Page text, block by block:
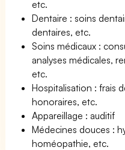
etc.
Dentaire : soins
dentaires, etc.
Soins médicaux :
analyses médicales,
etc.
Hospitalisation : frais
honoraires, etc.
Appareillage : auditif
Médecines douces :
homéopathie, etc.